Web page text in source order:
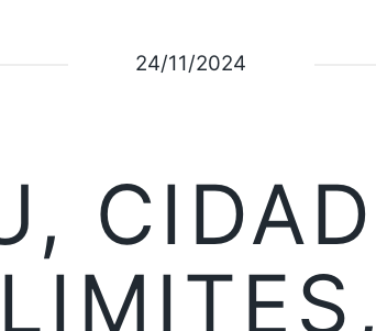
24/11/2024
LIMITES,